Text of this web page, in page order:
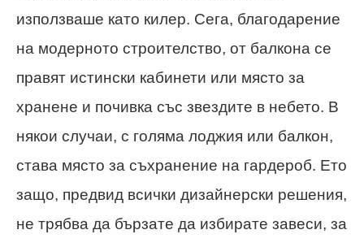
използваше като килер. Сега, благодарение
на модерното строителство, от балкона се
правят истински кабинети или място за
хранене и почивка със звездите в небето. В
някои случаи, с голяма лоджия или балкон,
става място за съхранение на гардероб. Ето
защо, предвид всички дизайнерски решения,
не трябва да бързате да избирате завеси, за